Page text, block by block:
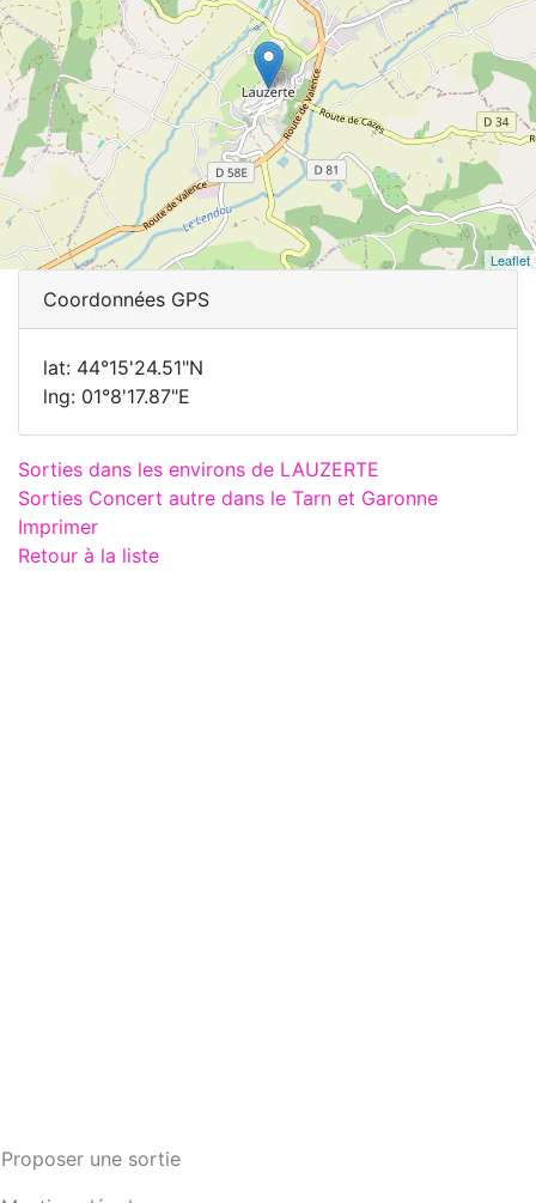
Leaflet
Coordonnées GPS
lat: 44°15'24.51"N
lng: 01°8'17.87"E
Sorties dans les environs de LAUZERTE
Sorties Concert autre dans le Tarn et Garonne
Imprimer
Retour à la liste
Proposer une sortie